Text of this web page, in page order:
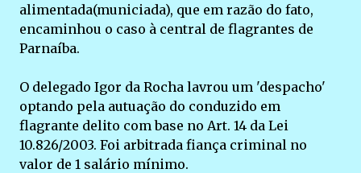
alimentada(municiada), que em razão do fato,
encaminhou o caso à central de flagrantes de
Parnaíba.
O delegado Igor da Rocha lavrou um 'despacho'
optando pela autuação do conduzido em
flagrante delito com base no Art. 14 da Lei
10.826/2003. Foi arbitrada fiança criminal no
valor de 1 salário mínimo.